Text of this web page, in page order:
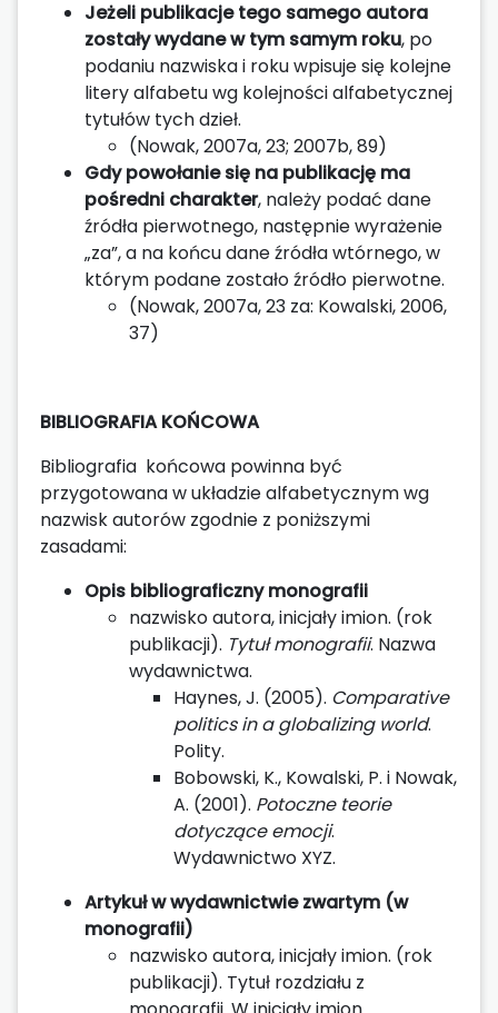
Jeżeli publikacje tego samego autora
zostały wydane w tym samym roku, po
podaniu nazwiska i roku wpisuje się kolejne
litery alfabetu wg kolejności alfabetycznej
tytułów tych dzieł.
(Nowak, 2007a, 23; 2007b, 89)
Gdy powołanie się na publikację ma
pośredni charakter, należy podać dane
źródła pierwotnego, następnie wyrażenie
„za”, a na końcu dane źródła wtórnego, w
którym podane zostało źródło pierwotne.
(Nowak, 2007a, 23 za: Kowalski, 2006,
37)
BIBLIOGRAFIA KOŃCOWA
Bibliografia końcowa powinna być
przygotowana w układzie alfabetycznym wg
nazwisk autorów zgodnie z poniższymi
zasadami:
Opis bibliograficzny monografii
nazwisko autora, inicjały imion. (rok
publikacji). Tytuł monografii. Nazwa
wydawnictwa.
Haynes, J. (2005). Comparative
politics in a globalizing world.
Polity.
Bobowski, K., Kowalski, P. i Nowak,
A. (2001). Potoczne teorie
dotyczące emocji.
Wydawnictwo XYZ.
Artykuł w wydawnictwie zwartym (w
monografii)
nazwisko autora, inicjały imion. (rok
publikacji). Tytuł rozdziału z